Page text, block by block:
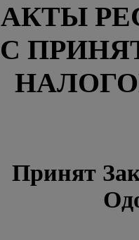
АКТЫ
С
Принят